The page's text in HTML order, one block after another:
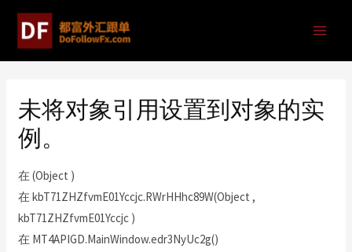
未将对象引用设置到对象的实
例。
在 (Object )
在 kbT71ZHZfvmE01Yccjc.RWrHHhc89W(Object ,
kbT71ZHZfvmE01Yccjc )
在 MT4APIGD.MainWindow.edr3NyUc2g()